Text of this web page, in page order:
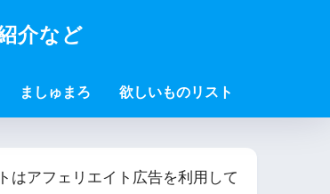
介など
ましゅまろ 欲しいものリスト
はアフェリエイト広告を利用して